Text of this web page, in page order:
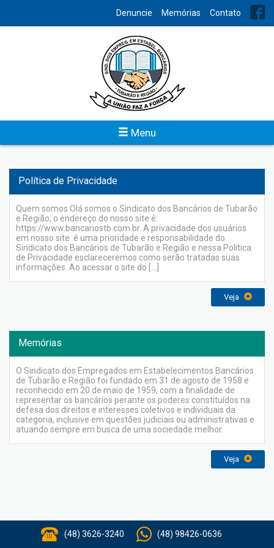
Denuncie Memórias Contato
Menu
O Sindicato dos bancários oferece uma série de serviços para
os associados. Os interessados devem procurar a secretaria e
realizar seu cadastro para dispor dos convênios firmados com
diversos estabelecimentos e obter descontos.
Política de Privacidade
Quem somos Olá somos o Sindicato dos Bancários de Tubarão
e Região, o endereço do nosso site é:
https://www.bancariostb.com.br. A privacidade dos usuários
em nosso site é uma prioridade e responsabilidade do
Sindicato dos Bancários de Tubarão e Região e nessa Política
de Privacidade esclareceremos como serão tratadas suas
informações. Ao acessar o site do […]
Veja
Memórias
O Sindicato dos Empregados em Estabelecimentos Bancários
de Tubarão e Região foi fundado em 31 de agosto de 1958 e
reconhecido em 20 de maio de 1959, com a finalidade de
representar os bancários perante os poderes constituídos na
defesa dos direitos e interesses coletivos e individuais da
categoria, inclusive em questões judiciais ou administrativas e
atuando sempre em busca de uma sociedade melhor.
Veja
(48) 3626-3240 (48) 98426-0636